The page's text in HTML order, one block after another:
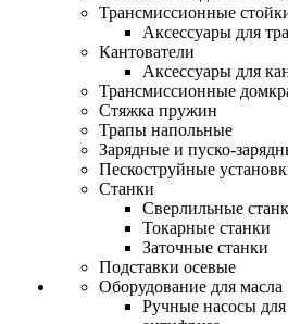
Трансмиссионные
Аксессуары для
Кантователи
Аксессуары для
Трансмиссионные
Стяжка пружин
Трапы напольные
Зарядные и пуско-
Пескоструйные
Станки
Сверлильные
Токарные станки
Заточные станки
Подставки осевые
Оборудование для масла
Ручные насосы для